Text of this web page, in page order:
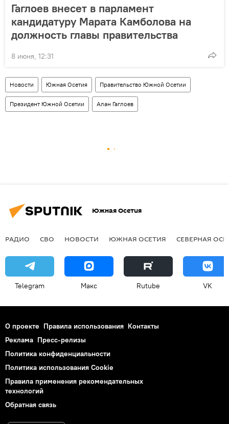
Гаглоев внесет в парламент
кандидатуру Марата Камболова на
должность главы правительства
8 июня, 12:31
Новости Южная Осетия Правительство Южной Осетии
Президент Южной Осетии Алан Гаглоев
Южная Осетия
РАДИО СВО НОВОСТИ ЮЖНАЯ ОСЕТИЯ СЕВЕРНАЯ
Telegram Макс Rutube VK
О проекте Правила использования Контакты
Реклама Пресс-релизы
Политика конфиденциальности
Политика использования Cookie
Правила применения рекомендательных
технологий
Обратная связь